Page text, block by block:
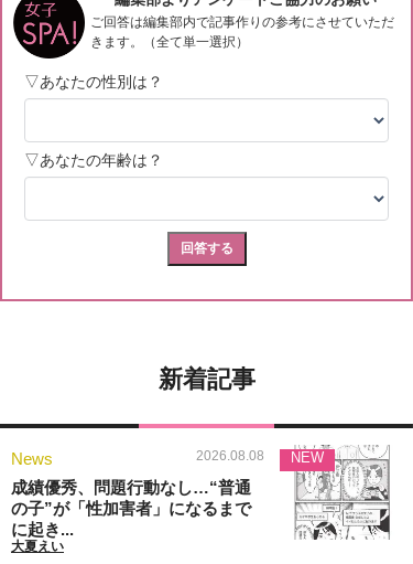
新着記事
News 2026.08.08
成績優秀、問題行動なし…“普通
の子”が「性加害者」になるまで
に起き...
大夏えい
NEW